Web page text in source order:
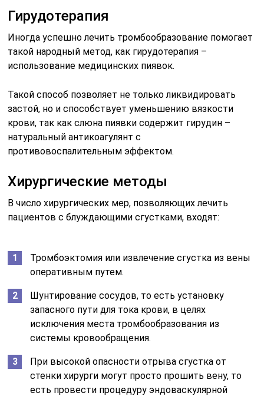
Гирудотерапия
Иногда успешно лечить тромбообразование помогает
такой народный метод, как гирудотерапия –
использование медицинских пиявок.
Такой способ позволяет не только ликвидировать
застой, но и способствует уменьшению вязкости
крови, так как слюна пиявки содержит гирудин –
натуральный антикоагулянт с
противовоспалительным эффектом.
Хирургические методы
В число хирургических мер, позволяющих лечить
пациентов с блуждающими сгустками, входят:
Тромбоэктомия или извлечение сгустка из вены
оперативным путем.
Шунтирование сосудов, то есть установку
запасного пути для тока крови, в целях
исключения места тромбообразования из
системы кровообращения.
При высокой опасности отрыва сгустка от
стенки хирурги могут просто прошить вену, то
есть провести процедуру эндоваскулярной